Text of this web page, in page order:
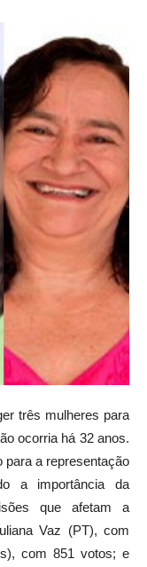
três mulheres para
ocorria há 32 anos.
a representação
a importância da
que afetam a
Vaz (PT), com
com 851 votos; e